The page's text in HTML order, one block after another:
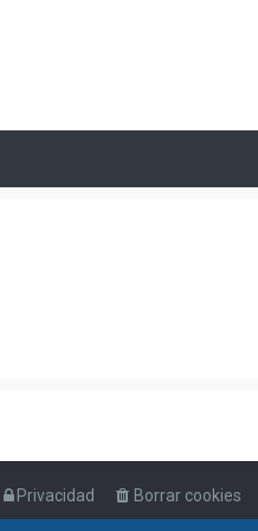
Borrar cookies
Privacidad